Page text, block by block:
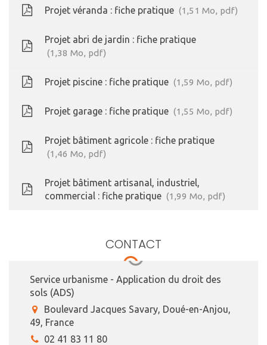
Projet véranda : fiche pratique 1,51 Mo, pdf
Projet abri de jardin : fiche pratique
1,38 Mo, pdf
Projet piscine : fiche pratique 1,59 Mo, pdf
Projet garage : fiche pratique 1,55 Mo, pdf
Projet bâtiment agricole : fiche pratique
1,46 Mo, pdf
Projet bâtiment artisanal, industriel,
commercial : fiche pratique
1,99 Mo, pdf
CONTACT
Service urbanisme - Application du droit des
sols (ADS)
Boulevard Jacques Savary, Doué-en-Anjou,
49, France
02 41 83 11 80